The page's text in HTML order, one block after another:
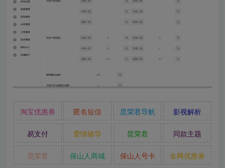
淘宝优惠券 匿名短信 昆荣君导航 影视解析
易支付 爱情辅导 昆荣君 同款主题
昆荣君 保山人商城 保山人号卡 全网优惠券